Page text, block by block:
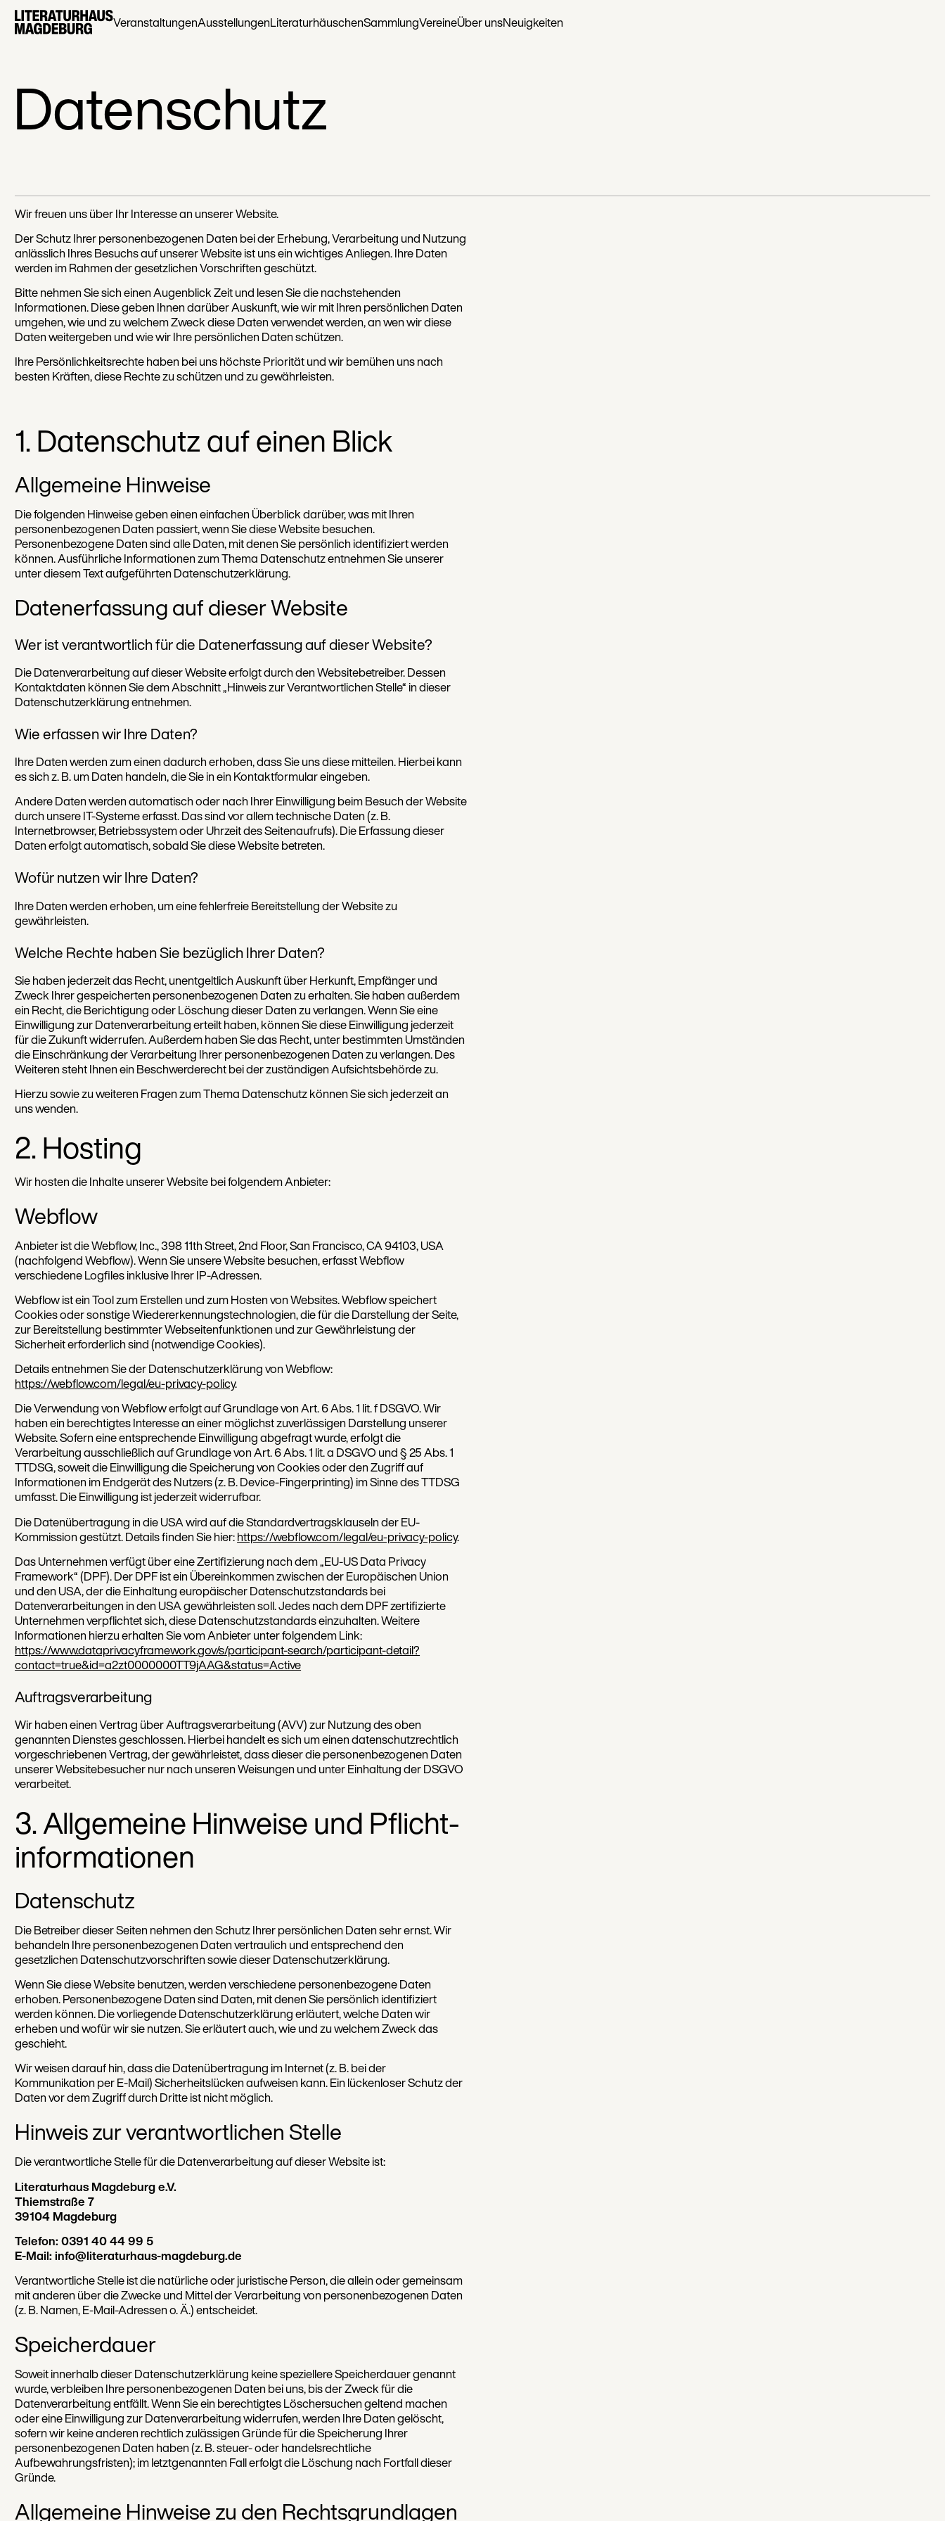
VeranstaltungenAusstellungenLiteraturhäuschenSammlungVereineÜber unsNeuigkeiten
Datenschutz
Wir freuen uns über Ihr Interesse an unserer Website.
Der Schutz Ihrer personenbezogenen Daten bei der Erhebung, Verarbeitung und Nutzung
anlässlich Ihres Besuchs auf unserer Website ist uns ein wichtiges Anliegen. Ihre Daten
werden im Rahmen der gesetzlichen Vorschriften geschützt.
Bitte nehmen Sie sich einen Augenblick Zeit und lesen Sie die nachstehenden
Informationen. Diese geben Ihnen darüber Auskunft, wie wir mit Ihren persönlichen Daten
umgehen, wie und zu welchem Zweck diese Daten verwendet werden, an wen wir diese
Daten weitergeben und wie wir Ihre persönlichen Daten schützen.
Ihre Persönlichkeitsrechte haben bei uns höchste Priorität und wir bemühen uns nach
besten Kräften, diese Rechte zu schützen und zu gewährleisten.
1. Datenschutz auf einen Blick
Allgemeine Hinweise
Die folgenden Hinweise geben einen einfachen Überblick darüber, was mit Ihren
personenbezogenen Daten passiert, wenn Sie diese Website besuchen.
Personenbezogene Daten sind alle Daten, mit denen Sie persönlich identifiziert werden
können. Ausführliche Informationen zum Thema Datenschutz entnehmen Sie unserer
unter diesem Text aufgeführten Datenschutzerklärung.
Datenerfassung auf dieser Website
Wer ist verantwortlich für die Datenerfassung auf dieser Website?
Die Datenverarbeitung auf dieser Website erfolgt durch den Websitebetreiber. Dessen
Kontaktdaten können Sie dem Abschnitt „Hinweis zur Verantwortlichen Stelle“ in dieser
Datenschutzerklärung entnehmen.
Wie erfassen wir Ihre Daten?
Ihre Daten werden zum einen dadurch erhoben, dass Sie uns diese mitteilen. Hierbei kann
es sich z. B. um Daten handeln, die Sie in ein Kontaktformular eingeben.
Andere Daten werden automatisch oder nach Ihrer Einwilligung beim Besuch der Website
durch unsere IT-Systeme erfasst. Das sind vor allem technische Daten (z. B.
Internetbrowser, Betriebssystem oder Uhrzeit des Seitenaufrufs). Die Erfassung dieser
Daten erfolgt automatisch, sobald Sie diese Website betreten.
Wofür nutzen wir Ihre Daten?
Ihre Daten werden erhoben, um eine fehlerfreie Bereitstellung der Website zu
gewährleisten.
Welche Rechte haben Sie bezüglich Ihrer Daten?
Sie haben jederzeit das Recht, unentgeltlich Auskunft über Herkunft, Empfänger und
Zweck Ihrer gespeicherten personenbezogenen Daten zu erhalten. Sie haben außerdem
ein Recht, die Berichtigung oder Löschung dieser Daten zu verlangen. Wenn Sie eine
Einwilligung zur Datenverarbeitung erteilt haben, können Sie diese Einwilligung jederzeit
für die Zukunft widerrufen. Außerdem haben Sie das Recht, unter bestimmten Umständen
die Einschränkung der Verarbeitung Ihrer personenbezogenen Daten zu verlangen. Des
Weiteren steht Ihnen ein Beschwerderecht bei der zuständigen Aufsichtsbehörde zu.
Hierzu sowie zu weiteren Fragen zum Thema Datenschutz können Sie sich jederzeit an
uns wenden.
2. Hosting
Wir hosten die Inhalte unserer Website bei folgendem Anbieter:
Webflow
Anbieter ist die Webflow, Inc., 398 11th Street, 2nd Floor, San Francisco, CA 94103, USA
(nachfolgend Webflow). Wenn Sie unsere Website besuchen, erfasst Webflow
verschiedene Logfiles inklusive Ihrer IP-Adressen.
Webflow ist ein Tool zum Erstellen und zum Hosten von Websites. Webflow speichert
Cookies oder sonstige Wiedererkennungstechnologien, die für die Darstellung der Seite,
zur Bereitstellung bestimmter Webseitenfunktionen und zur Gewährleistung der
Sicherheit erforderlich sind (notwendige Cookies).
Details entnehmen Sie der Datenschutzerklärung von Webflow:
https://webflow.com/legal/eu-privacy-policy.
Die Verwendung von Webflow erfolgt auf Grundlage von Art. 6 Abs. 1 lit. f DSGVO. Wir
haben ein berechtigtes Interesse an einer möglichst zuverlässigen Darstellung unserer
Website. Sofern eine entsprechende Einwilligung abgefragt wurde, erfolgt die
Verarbeitung ausschließlich auf Grundlage von Art. 6 Abs. 1 lit. a DSGVO und § 25 Abs. 1
TTDSG, soweit die Einwilligung die Speicherung von Cookies oder den Zugriff auf
Informationen im Endgerät des Nutzers (z. B. Device-Fingerprinting) im Sinne des TTDSG
umfasst. Die Einwilligung ist jederzeit widerrufbar.
Die Datenübertragung in die USA wird auf die Standardvertragsklauseln der EU-
Kommission gestützt. Details finden Sie hier:https://webflow.com/legal/eu-privacy-policy.
Das Unternehmen verfügt über eine Zertifizierung nach dem „EU-US Data Privacy
Framework“ (DPF). Der DPF ist ein Übereinkommen zwischen der Europäischen Union
und den USA, der die Einhaltung europäischer Datenschutzstandards bei
Datenverarbeitungen in den USA gewährleisten soll. Jedes nach dem DPF zertifizierte
Unternehmen verpflichtet sich, diese Datenschutzstandards einzuhalten. Weitere
Informationen hierzu erhalten Sie vom Anbieter unter folgendem Link:
https://www.dataprivacyframework.gov/s/participant-search/participant-detail?
contact=true&id=a2zt0000000TT9jAAG&status=Active
Auftragsverarbeitung
Wir haben einen Vertrag über Auftragsverarbeitung (AVV) zur Nutzung des oben
genannten Dienstes geschlossen. Hierbei handelt es sich um einen datenschutzrechtlich
vorgeschriebenen Vertrag, der gewährleistet, dass dieser die personenbezogenen Daten
unserer Websitebesucher nur nach unseren Weisungen und unter Einhaltung der DSGVO
verarbeitet.
3. Allgemeine Hinweise und Pflicht­
informationen
Datenschutz
Die Betreiber dieser Seiten nehmen den Schutz Ihrer persönlichen Daten sehr ernst. Wir
behandeln Ihre personenbezogenen Daten vertraulich und entsprechend den
gesetzlichen Datenschutzvorschriften sowie dieser Datenschutzerklärung.
Wenn Sie diese Website benutzen, werden verschiedene personenbezogene Daten
erhoben. Personenbezogene Daten sind Daten, mit denen Sie persönlich identifiziert
werden können. Die vorliegende Datenschutzerklärung erläutert, welche Daten wir
erheben und wofür wir sie nutzen. Sie erläutert auch, wie und zu welchem Zweck das
geschieht.
Wir weisen darauf hin, dass die Datenübertragung im Internet (z. B. bei der
Kommunikation per E-Mail) Sicherheitslücken aufweisen kann. Ein lückenloser Schutz der
Daten vor dem Zugriff durch Dritte ist nicht möglich.
Hinweis zur verantwortlichen Stelle
Die verantwortliche Stelle für die Datenverarbeitung auf dieser Website ist:
Literaturhaus Magdeburg e.V.
Thiemstraße 7
39104 Magdeburg
Telefon: 0391 40 44 99 5
E-Mail: info@literaturhaus-magdeburg.de
Verantwortliche Stelle ist die natürliche oder juristische Person, die allein oder gemeinsam
mit anderen über die Zwecke und Mittel der Verarbeitung von personenbezogenen Daten
(z. B. Namen, E-Mail-Adressen o. Ä.) entscheidet.
Speicherdauer
Soweit innerhalb dieser Datenschutzerklärung keine speziellere Speicherdauer genannt
wurde, verbleiben Ihre personenbezogenen Daten bei uns, bis der Zweck für die
Datenverarbeitung entfällt. Wenn Sie ein berechtigtes Löschersuchen geltend machen
oder eine Einwilligung zur Datenverarbeitung widerrufen, werden Ihre Daten gelöscht,
sofern wir keine anderen rechtlich zulässigen Gründe für die Speicherung Ihrer
personenbezogenen Daten haben (z. B. steuer- oder handelsrechtliche
Aufbewahrungsfristen); im letztgenannten Fall erfolgt die Löschung nach Fortfall dieser
Gründe.
Allgemeine Hinweise zu den Rechtsgrundlagen